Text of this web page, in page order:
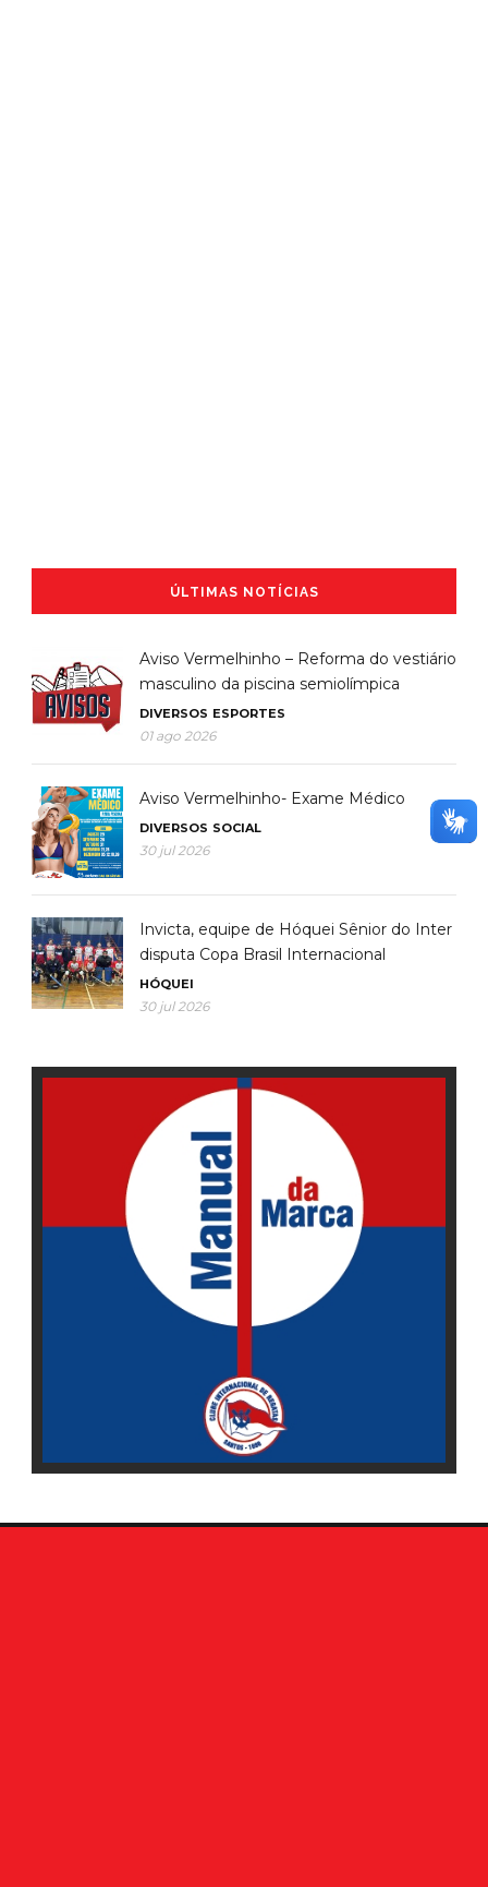
ÚLTIMAS NOTÍCIAS
Aviso Vermelhinho – Reforma do vestiário
masculino da piscina semiolímpica
DIVERSOS ESPORTES
01 ago 2026
Aviso Vermelhinho- Exame Médico
DIVERSOS SOCIAL
30 jul 2026
Invicta, equipe de Hóquei Sênior do Inter
disputa Copa Brasil Internacional
HÓQUEI
30 jul 2026